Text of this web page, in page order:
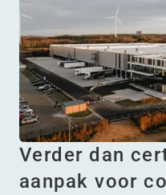
Verder dan
aanpak voor